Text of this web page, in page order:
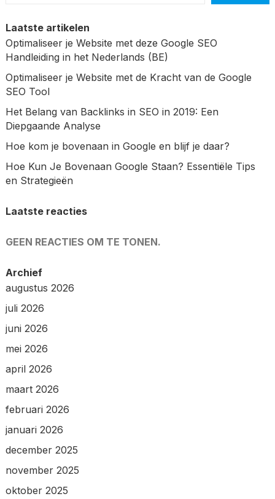
Laatste artikelen
Optimaliseer je Website met deze Google SEO
Handleiding in het Nederlands (BE)
Optimaliseer je Website met de Kracht van de Google
SEO Tool
Het Belang van Backlinks in SEO in 2019: Een
Diepgaande Analyse
Hoe kom je bovenaan in Google en blijf je daar?
Hoe Kun Je Bovenaan Google Staan? Essentiële Tips
en Strategieën
Laatste reacties
GEEN REACTIES OM TE TONEN.
Archief
augustus 2026
juli 2026
juni 2026
mei 2026
april 2026
maart 2026
februari 2026
januari 2026
december 2025
november 2025
oktober 2025